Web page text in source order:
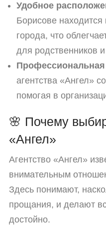
Удобное
Борисове находится
города, что
для родственников и
агентства «Ангел»
помогая в
🌸 Почему
«Ангел»
Агентство «Ангел»
внимательным
Здесь понимают,
прощания, и делают
достойно.